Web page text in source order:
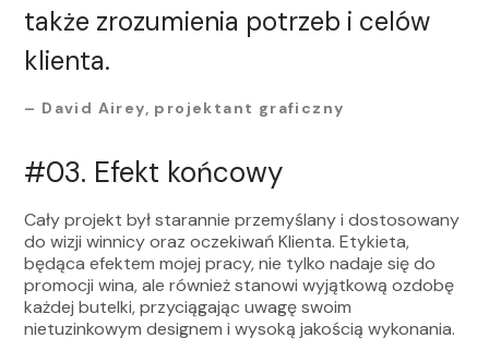
także zrozumienia potrzeb i celów
klienta.
– David Airey, projektant graficzny
#03. Efekt końcowy
Cały projekt był starannie przemyślany i dostosowany
do wizji winnicy oraz oczekiwań Klienta. Etykieta,
będąca efektem mojej pracy, nie tylko nadaje się do
promocji wina, ale również stanowi wyjątkową ozdobę
każdej butelki, przyciągając uwagę swoim
nietuzinkowym designem i wysoką jakością wykonania.